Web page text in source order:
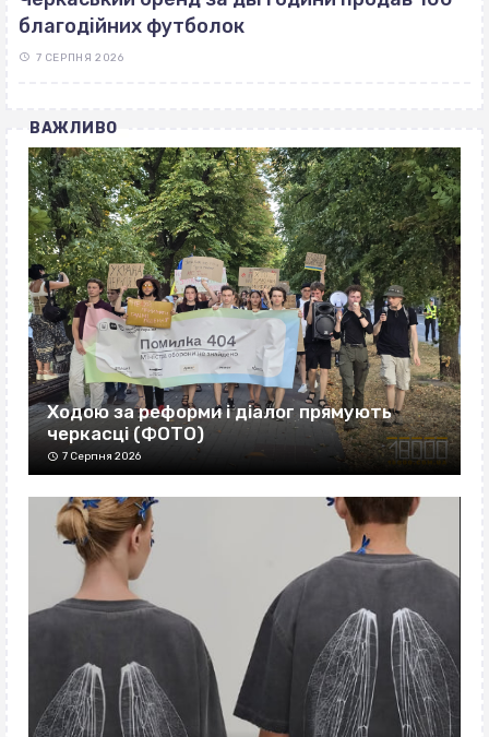
благодійних футболок
7 СЕРПНЯ 2026
ВАЖЛИВО
Ходою за реформи і діалог прямують
черкасці (ФОТО)
7 Серпня 2026